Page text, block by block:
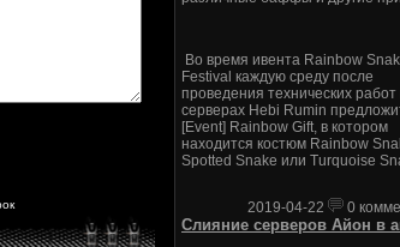
Во время ивента Rainbow
Festival каждую среду после
проведения технических работ
серверах Hebi Rumin
[Event] Rainbow Gift, в котором
находится костюм Rainbow
Spotted Snake или Turquoise
2019-04-22 0
Слияние серверов Айон в